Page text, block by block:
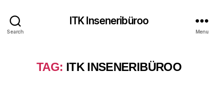
Search
ITK Inseneribüroo
Menu
TAG: ITK INSENERIBÜROO